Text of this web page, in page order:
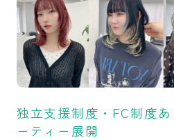
独立支援制度・FC制度
ーティー展開